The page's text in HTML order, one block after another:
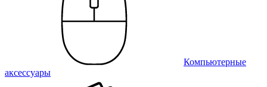
Компьютерные
аксессуары